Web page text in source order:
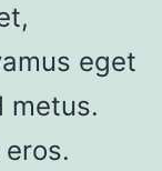
eget
metus.